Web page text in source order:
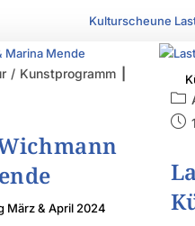
Kulturscheune
/ Kunstprogramm
März & April 2024